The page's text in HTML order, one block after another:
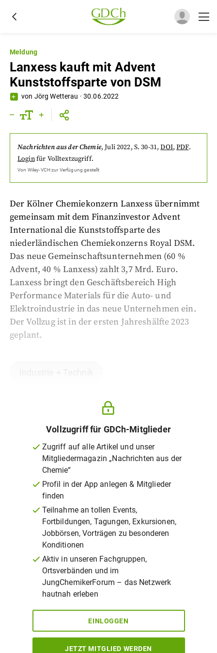
Meldung
Lanxess kauft mit Advent
Kunststoffsparte von DSM
von Jörg Wetterau ·30.06.2022
Nachrichten aus der Chemie,Juli 2022, S. 30-31,DOI,PDF.
Loginfür Volltextzugriff.
Von Wiley-VCHzur Verfügung gestellt
Der Kölner Chemiekonzern Lanxess übernimmt
gemeinsam mit dem Finanzinvestor Advent
International die Kunststoffsparte des
niederländischen Chemiekonzerns Royal DSM.
Das neue Gemeinschaftsunternehmen (60 %
Advent, 40 % Lanxess) zahlt 3,7 Mrd. Euro.
Lanxess bringt den Geschäftsbereich High
Performance Materials für die Auto- und
Elektroindustrie in das neue Unternehmen ein.
Der Vollzug ist in der ersten Jahreshälfte 2023
geplant.
Vollzugriff für GDCh-Mitglieder
Zugriff auf alle Artikel und unser
Mitgliedermagazin „Nachrichten aus der
Chemie“
Profil in der App anlegen & Mitglieder
finden
Teilnahme an tollen Events,
Fortbildungen, Tagungen, Exkursionen,
Jobbörsen, Vorträgen zu besonderen
Konditionen
Aktiv in unseren Fachgruppen,
Ortsverbänden und im
JungChemikerForum – das Netzwerk
hautnah erleben
EINLOGGEN
JETZT MITGLIED WERDEN